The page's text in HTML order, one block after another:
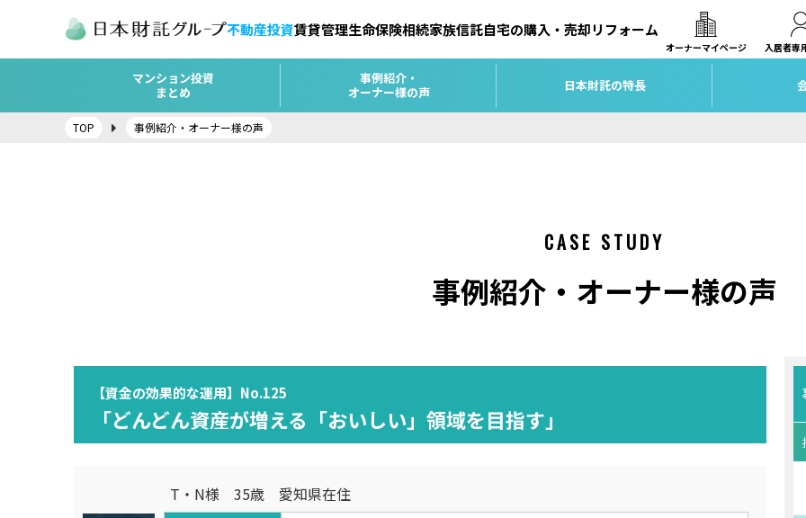
不動産投資賃貸管理生命保険相続家族信託自宅の購入・売却リフォーム
オーナーマイページ 入居者専
マンション投資
まとめ
事例紹介・
オーナー様の声
日本財託の特長
TOP 事例紹介・オーナー様の声
CASE STUDY
事例紹介・オーナー様の声
【資金の効果的な運用】No.125
「どんどん資産が増える「おいしい」領域を目指す」
T・N様 35歳 愛知県在住